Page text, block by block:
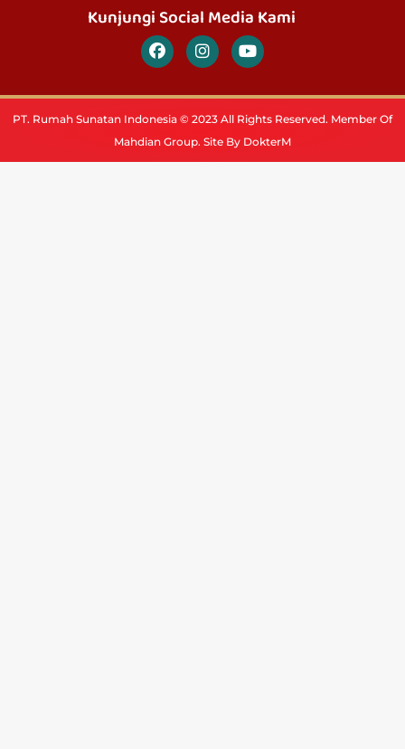
Kunjungi Social Media Kami
PT. Rumah Sunatan Indonesia © 2023 All Rights Reserved. Member Of
Mahdian Group. Site By DokterM